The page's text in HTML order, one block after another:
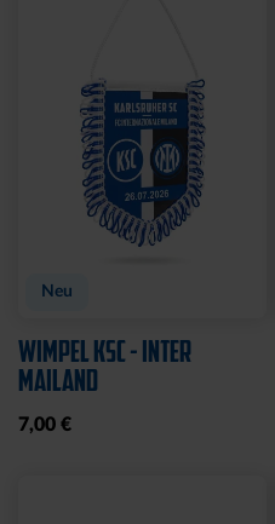
Neu
WIMPEL KSC - INTER
MAILAND
7,00 €